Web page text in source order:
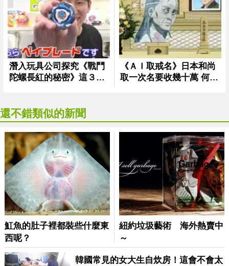
還不錯類似的新聞